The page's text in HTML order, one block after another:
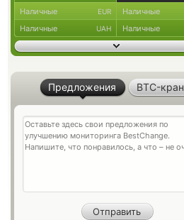
Наличные EUR Наличные
Наличные UAH Наличные
Предложения BTC-кран